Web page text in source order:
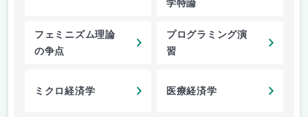
学特論
フェミニズム理論
の争点
プログラミング演
習
ミクロ経済学 医療経済学